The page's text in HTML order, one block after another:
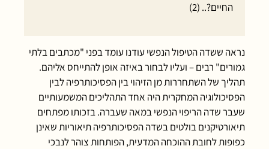
החיים?.. (2)
נראה ששדה הטיפול הנפשי עודנו עומד בפני "מכתבים בלתי
גמורים" רבים – ועליו לבחור באיזה אופן להתייחס אליהם.
תהליך של השתחררות מן הזיהוי בין הפסיכותרפיה לבין
הפסיכולוגיה המחקרית היה אחד התהליכים המשמעותיים
שעבר שדה הריפוי הנפשי במאה שעברה. בזכותו מפתחים
תיאורטיקנים בולטים בשדה הפסיכותרפיה תיאוריות שאינן
כפופות לחובת ההוכחה המדעית, הפותחות צוהר לנבכי